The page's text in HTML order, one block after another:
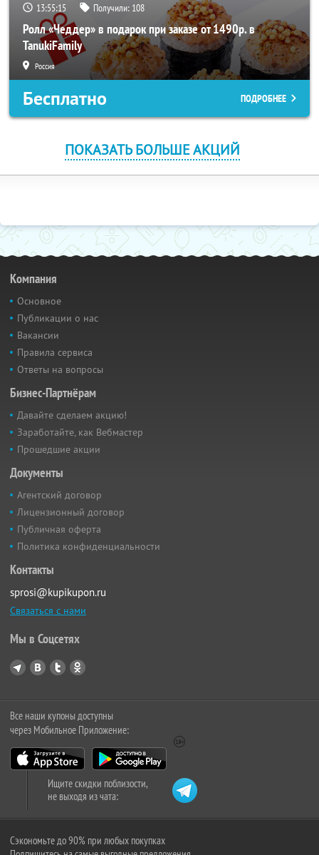
13:55:15 Получили: 108
Ролл «Чеддер» в подарок при заказе от 1490р. в
TanukiFamily
Россия
Бесплатно ПОДРОБНЕЕ
ПОКАЗАТЬ БОЛЬШЕ АКЦИЙ
Компания
Основное
Публикации о нас
Вакансии
Правила сервиса
Ответы на вопросы
Бизнес-Партнёрам
Давайте сделаем акцию!
Заработайте, как Вебмастер
Прошедшие акции
Документы
Агентский договор
Лицензионный договор
Публичная оферта
Политика конфиденциальности
Контакты
sprosi@kupikupon.ru
Связаться с нами
Мы в Соцсетях
Все наши купоны доступны
через Мобильное Приложение:
Ищите скидки поблизости,
не выходя из чата:
Сэкономьте до 90% при любых покупках